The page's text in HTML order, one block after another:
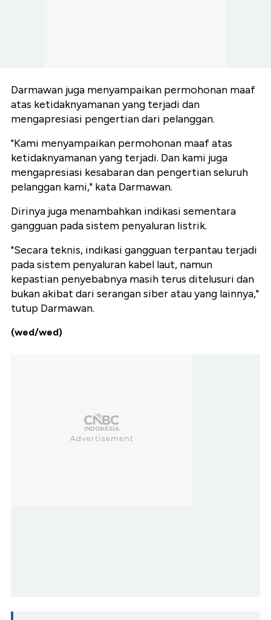
Darmawan juga menyampaikan permohonan maaf
atas ketidaknyamanan yang terjadi dan
mengapresiasi pengertian dari pelanggan.
"Kami menyampaikan permohonan maaf atas
ketidaknyamanan yang terjadi. Dan kami juga
mengapresiasi kesabaran dan pengertian seluruh
pelanggan kami," kata Darmawan.
Dirinya juga menambahkan indikasi sementara
gangguan pada sistem penyaluran listrik.
"Secara teknis, indikasi gangguan terpantau terjadi
pada sistem penyaluran kabel laut, namun
kepastian penyebabnya masih terus ditelusuri dan
bukan akibat dari serangan siber atau yang lainnya,"
tutup Darmawan.
(wed/wed)